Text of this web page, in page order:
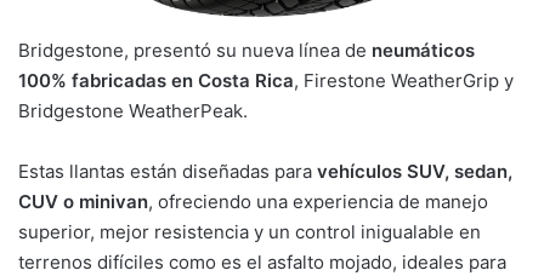
Bridgestone, presentó su nueva línea de neumáticos
100% fabricadas en Costa Rica, Firestone WeatherGrip y
Bridgestone WeatherPeak.
Estas llantas están diseñadas para vehículos SUV, sedan,
CUV o minivan, ofreciendo una experiencia de manejo
superior, mejor resistencia y un control inigualable en
terrenos difíciles como es el asfalto mojado, ideales para